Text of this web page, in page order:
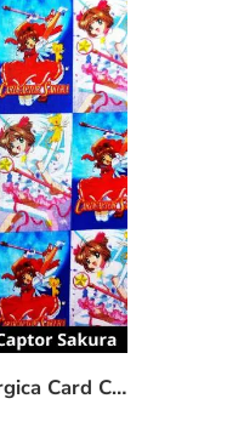
Cuffietta chirurgica Card Captor Sakura